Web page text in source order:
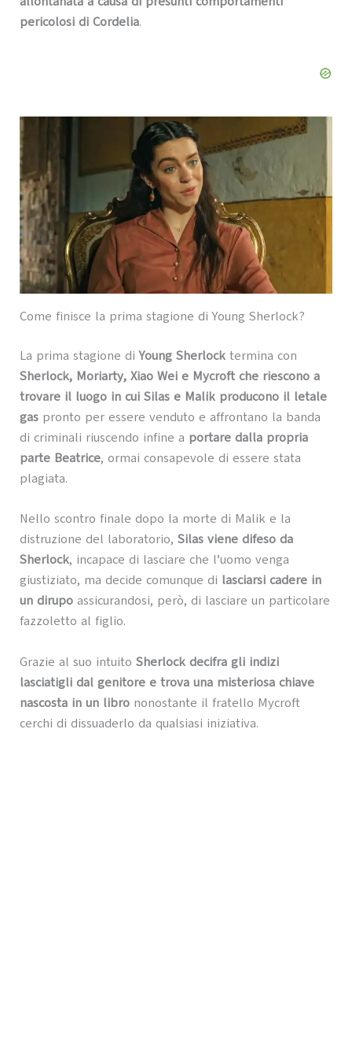
pericolosi di Cordelia.
Come finisce la prima stagione di Young Sherlock?
La prima stagione di Young Sherlocktermina con
Sherlock, Moriarty, Xiao Wei e Mycroft che riescono a
trovare il luogo in cui Silas e Malik producono il letale
gaspronto per essere venduto e affrontano la banda
di criminali riuscendo infine a portare dalla propria
parte Beatrice, ormai consapevole di essere stata
plagiata.
Nello scontro finale dopo la morte di Malik e la
distruzione del laboratorio, Silas viene difeso da
Sherlock, incapace di lasciare che l’uomo venga
giustiziato, ma decide comunque di lasciarsi cadere in
un dirupoassicurandosi, però, di lasciare un particolare
fazzoletto al figlio.
Grazie al suo intuito Sherlock decifra gli indizi
lasciatigli dal genitore e trova una misteriosa chiave
nascosta in un librononostante il fratello Mycroft
cerchi di dissuaderlo da qualsiasi iniziativa.